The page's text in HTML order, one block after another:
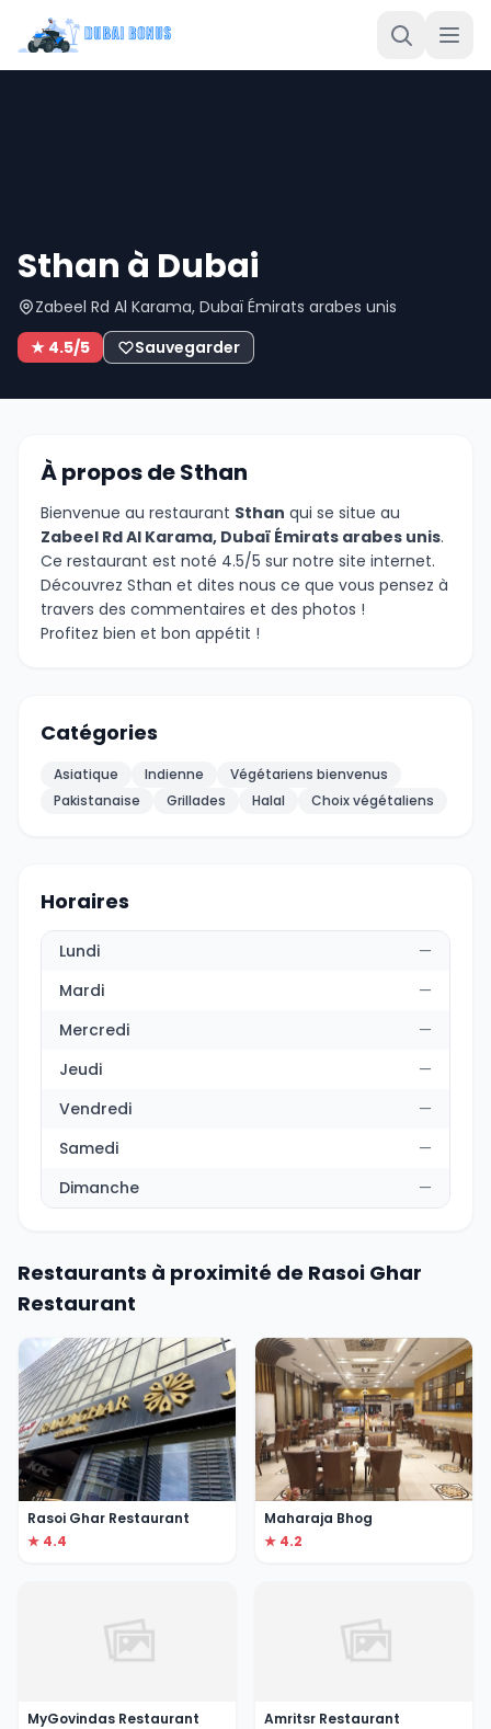
Sthan à Dubai
Zabeel Rd Al Karama, Dubaï Émirats arabes unis
★ 4.5/5
Sauvegarder
À propos de Sthan
Bienvenue au restaurant Sthan qui se situe au
Zabeel Rd Al Karama, Dubaï Émirats arabes unis.
Ce restaurant est noté 4.5/5 sur notre site internet.
Découvrez Sthan et dites nous ce que vous pensez à
travers des commentaires et des photos !
Profitez bien et bon appétit !
Catégories
Asiatique Indienne
Végétariens bienvenus
Pakistanaise
Grillades Halal Choix végétaliens
Horaires
Lundi
—
Mardi
—
Mercredi
—
Jeudi
—
Vendredi
—
Samedi
—
Dimanche
—
Restaurants à proximité de Rasoi Ghar
Restaurant
Rasoi Ghar Restaurant
★ 4.4
Maharaja Bhog
★ 4.2
MyGovindas Restaurant
Amritsr Restaurant